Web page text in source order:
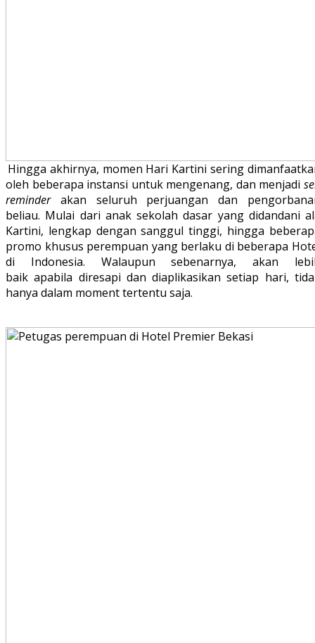
Hingga akhirnya, momen Hari Kartini sering
oleh beberapa instansi untuk mengenang, dan menjadi
reminderakan seluruh perjuangan dan
beliau. Mulai dari anak sekolah dasar yang didandani
Kartini, lengkap dengan sanggul tinggi, hingga
promo khusus perempuan yang berlaku di beberapa
di Indonesia. Walaupun sebenarnya, akan
baik apabila diresapi dan diaplikasikan setiap hari,
hanya dalam moment tertentu saja.